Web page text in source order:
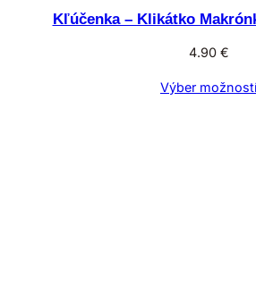
Kľúčenka – Klikátko
4.90 €
Výber možností